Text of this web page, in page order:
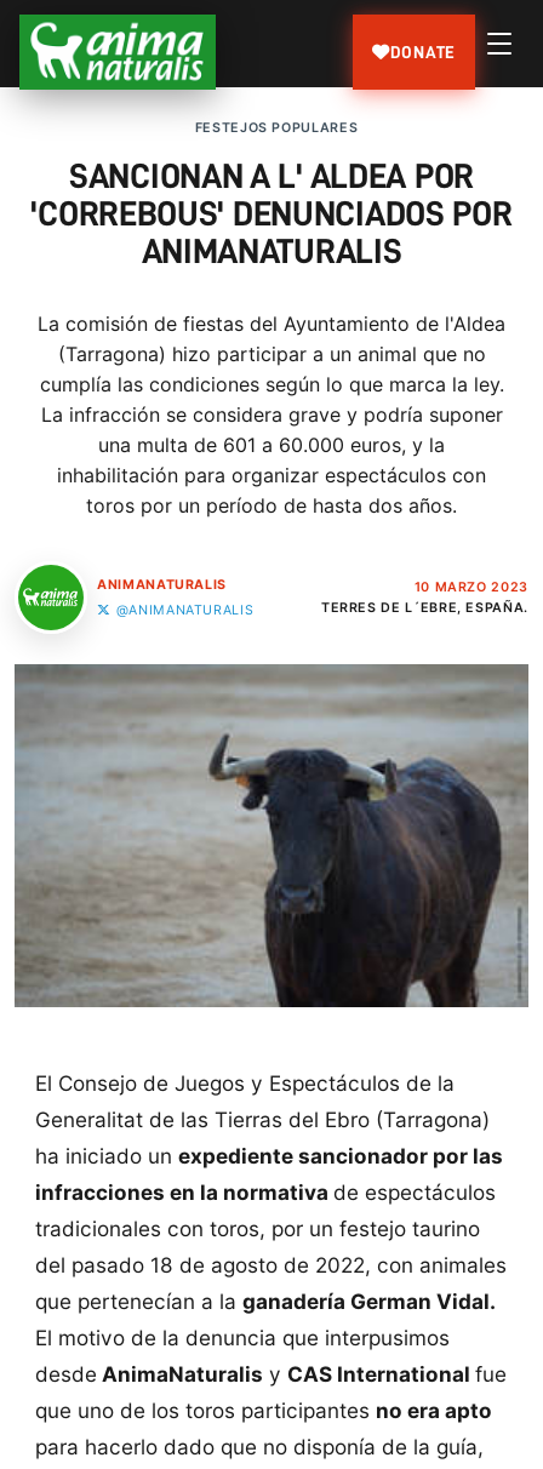
DONATE
FESTEJOS POPULARES
SANCIONAN A L' ALDEA POR
'CORREBOUS' DENUNCIADOS POR
ANIMANATURALIS
La comisión de fiestas del Ayuntamiento de l'Aldea
(Tarragona) hizo participar a un animal que no
cumplía las condiciones según lo que marca la ley.
La infracción se considera grave y podría suponer
una multa de 601 a 60.000 euros, y la
inhabilitación para organizar espectáculos con
toros por un período de hasta dos años.
ANIMANATURALIS
@ANIMANATURALIS
10 MARZO 2023
TERRES DE L´EBRE, ESPAÑA.
El Consejo de Juegos y Espectáculos de la
Generalitat de las Tierras del Ebro (Tarragona)
ha iniciado un expediente sancionador por las
infracciones en la normativa de espectáculos
tradicionales con toros, por un festejo taurino
del pasado 18 de agosto de 2022, con animales
que pertenecían a la ganadería German Vidal.
El motivo de la denuncia que interpusimos
desde AnimaNaturalis y CAS International fue
que uno de los toros participantes no era apto
para hacerlo dado que no disponía de la guía,